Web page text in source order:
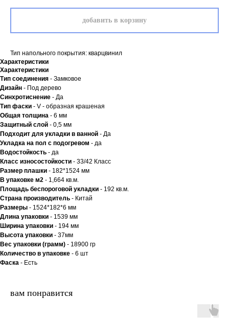
добавить в корзину
Тип напольного покрытия: кварцвинил
Характеристики
Характеристики
Тип соединения - Замковое
Дизайн - Под дерево
Синхротиснение - Да
Тип фаски - V - образная крашеная
Общая толщина - 6 мм
Защитный слой - 0,5 мм
Подходит для укладки в ванной - Да
Укладка на пол c подогревом - да
Водостойкость - да
Класс износостойкости - 33/42 Класс
Размер плашки - 182*1524 мм
В упаковке м2 - 1,664 кв.м.
Площадь беспороговой укладки - 192 кв.м.
Страна производитель - Китай
Размеры - 1524*182*6 мм
Длина упаковки - 1539 мм
Ширина упаковки - 194 мм
Высота упаковки - 37мм
Вес упаковки (грамм) - 18900 гр
Количество в упаковке - 6 шт
Фаска - Есть
вам понравится